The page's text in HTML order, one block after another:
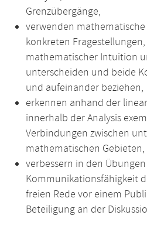
Grenzübergänge,
verwenden mathematische
konkreten
mathematischer Intuition
unterscheiden und beide
und aufeinander beziehen,
erkennen anhand der
innerhalb der Analysis
Verbindungen zwischen
mathematischen Gebieten,
verbessern in den
Kommunikationsfähigkeit
freien Rede vor einem
Beteiligung an der